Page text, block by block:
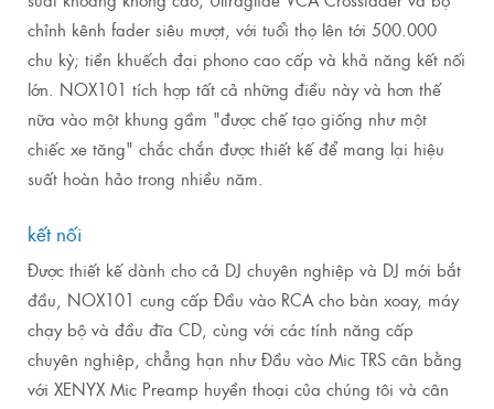
chỉnh kênh fader siêu mượt, với tuổi thọ lên tới 500.000
chu kỳ; tiền khuếch đại phono cao cấp và khả năng kết nối
lớn. NOX101 tích hợp tất cả những điều này và hơn thế
nữa vào một khung gầm "được chế tạo giống như một
chiếc xe tăng" chắc chắn được thiết kế để mang lại hiệu
suất hoàn hảo trong nhiều năm.
kết nối
Được thiết kế dành cho cả DJ chuyên nghiệp và DJ mới bắt
đầu, NOX101 cung cấp Đầu vào RCA cho bàn xoay, máy
chạy bộ và đầu đĩa CD, cùng với các tính năng cấp
chuyên nghiệp, chẳng hạn như Đầu vào Mic TRS cân bằng
với XENYX Mic Preamp huyền thoại của chúng tôi và cân